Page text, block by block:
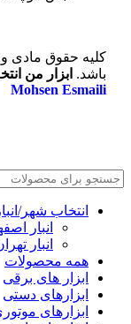
کلیه حقوق مادی
باشد. ابزار من
Mohsen Esmaili
انتخاب شهر/انبار
انبار
انبار
همه محصولات
ابزار های برقی
ابزارهای دستی
ابزارهای